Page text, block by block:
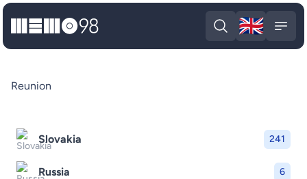
MEMO98
Open search
🇬🇧
Slovakia 241
Russia 6
Reunion